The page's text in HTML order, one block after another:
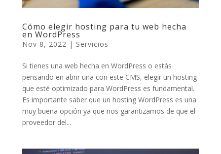
Cómo elegir hosting para tu web hecha
en WordPress
Nov 8, 2022 | Servicios
Si tienes una web hecha en WordPress o estás
pensando en abrir una con este CMS, elegir un hosting
que esté optimizado para WordPress es fundamental.
Es importante saber que un hosting WordPress es una
muy buena opción ya que nos garantizamos de que el
proveedor del...